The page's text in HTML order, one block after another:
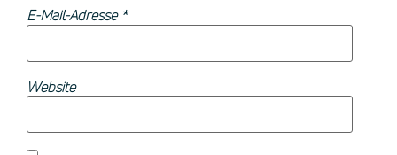
E-Mail-Adresse *
Website